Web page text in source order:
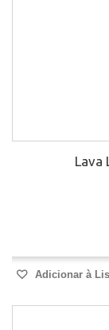
Lava
Adicionar à